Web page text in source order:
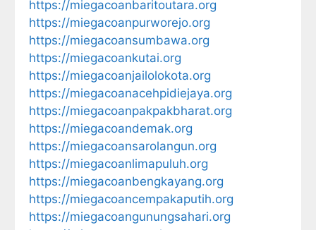
https://miegacoanbaritoutara.org
https://miegacoanpurworejo.org
https://miegacoansumbawa.org
https://miegacoankutai.org
https://miegacoanjailolokota.org
https://miegacoanacehpidiejaya.org
https://miegacoanpakpakbharat.org
https://miegacoandemak.org
https://miegacoansarolangun.org
https://miegacoanlimapuluh.org
https://miegacoanbengkayang.org
https://miegacoancempakaputih.org
https://miegacoangunungsahari.org